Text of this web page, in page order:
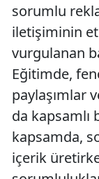
sorumlu
iletişiminin
vurgulanan
Eğitimde,
paylaşımlar
da
kapsamda,
içerik